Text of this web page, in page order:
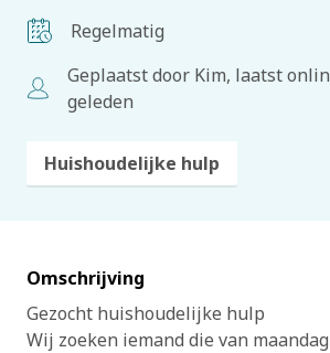
Regelmatig
Geplaatst door Kim, laatst
geleden
Huishoudelijke hulp
Omschrijving
Gezocht huishoudelijke hulp
Wij zoeken iemand die van